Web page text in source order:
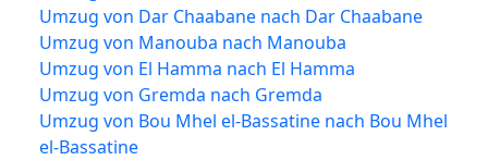
Umzug von Dar Chaabane nach Dar Chaabane
Umzug von Manouba nach Manouba
Umzug von El Hamma nach El Hamma
Umzug von Gremda nach Gremda
Umzug von Bou Mhel el-Bassatine nach Bou Mhel
el-Bassatine